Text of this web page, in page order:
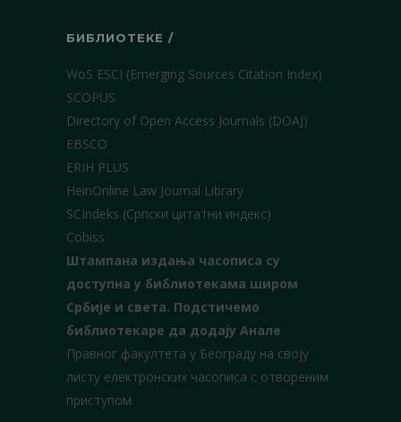
БИБЛИОТЕКЕ /
WoS ESCI (Emerging Sources Citation Index)
SCOPUS
Directory of Open Access Journals (DOAJ)
EBSCO
ERIH PLUS
HeinOnline Law Journal Library
SCIndeks (Српски цитатни индекс)
Cobiss
Штампана издања часописа су
доступна у библиотекама широм
Србије и света. Подстичемо
библиотекаре да додају Анале
Правног факултета у Београду на своју
листу електронских часописа с отвореним
приступом.